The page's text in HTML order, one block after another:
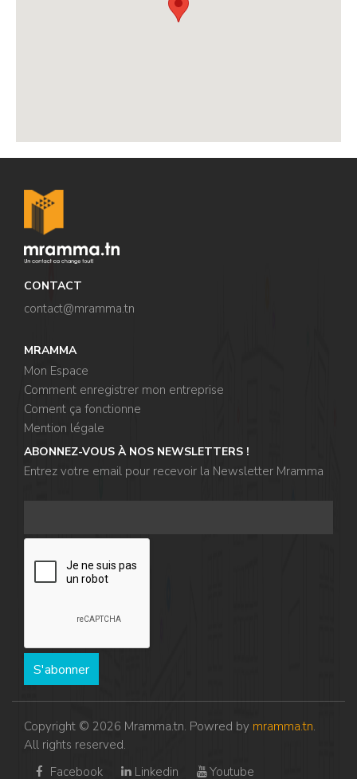
,
,
CONTACT
contact@mramma.tn
MRAMMA
Mon Espace
Comment enregistrer mon entreprise
Coment ça fonctionne
Mention légale
ABONNEZ-VOUS À NOS NEWSLETTERS !
Entrez votre email pour recevoir la Newsletter Mramma
S'abonner
Copyright © 2026 Mramma.tn. Powred by mramma.tn.
All rights reserved.
Facebook
Linkedin Youtube